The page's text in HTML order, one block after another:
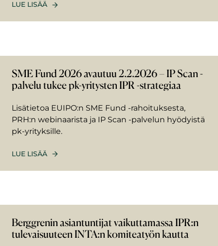
LUE LISÄÄ
SME Fund 2026 avautuu 2.2.2026 – IP Scan -
palvelu tukee pk-yritysten IPR -strategiaa
Lisätietoa EUIPO:n SME Fund -rahoituksesta,
PRH:n webinaarista ja IP Scan -palvelun hyödyistä
pk-yrityksille.
LUE LISÄÄ
Berggrenin asiantuntijat vaikuttamassa IPR:n
tulevaisuuteen INTA:n komiteatyön kautta